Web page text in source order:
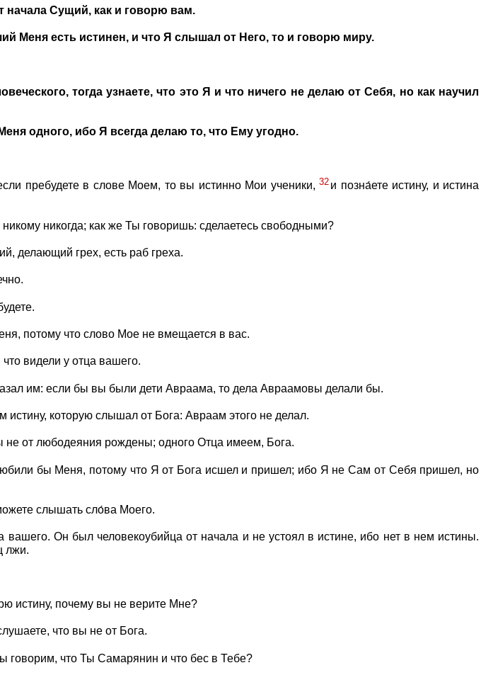
начала Сущий, как и говорю вам.
Меня есть истинен, и что Я слышал от Него, то и говорю миру.
тогда узнаете, что это Я и что ничего не делаю от Себя, но как научил
одного, ибо Я всегда делаю то, что Ему угодно.
пребудете в слове Моем, то вы истинно Мои ученики, 32 и позна́ете истину, и истина
никогда; как же Ты говоришь: сделаетесь свободными?
делающий грех, есть раб греха.
потому что слово Мое не вмещается в вас.
видели у отца вашего.
им: если бы вы были дети Авраама, то дела Авраамовы делали бы.
которую слышал от Бога: Авраам этого не делал.
не от любодеяния рождены; одного Отца имеем, Бога.
бы Меня, потому что Я от Бога исшел и пришел; ибо Я не Сам от Себя пришел, но
слышать сло́ва Моего.
вашего. Он был человекоубийца от начала и не устоял в истине, ибо нет в нем истины.
лжи.
истину, почему вы не верите Мне?
что вы не от Бога.
говорим, что Ты Самарянин и что бес в Тебе?